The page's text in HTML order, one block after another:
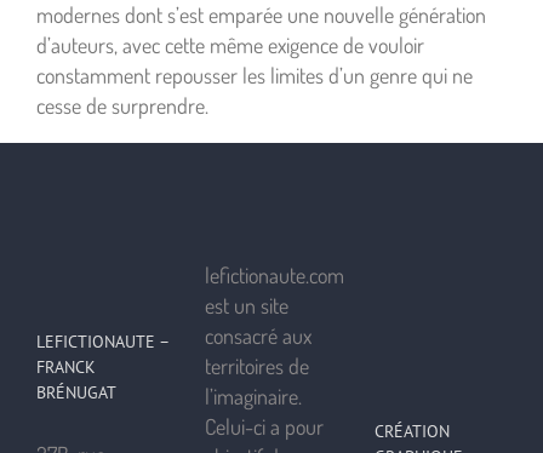
modernes dont s’est emparée une nouvelle génération
d’auteurs, avec cette même exigence de vouloir
constamment repousser les limites d’un genre qui ne
cesse de surprendre.
LEFICTIONAUTE –
FRANCK
BRÉNUGAT
lefictionaute.com
est un site
consacré aux
territoires de
l’imaginaire.
Celui-ci a pour
CRÉATION